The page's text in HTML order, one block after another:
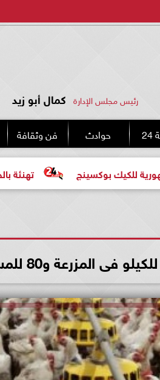
رئيس مجلس الإدارة كمال أبو زيد
حوادث فن وثقافة
تهنئة بالخطوبة